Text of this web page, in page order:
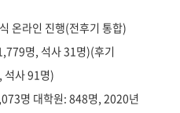
온라인 진행(전후기 통합)
명, 석사 31명)(후기
석사 91명)
명 대학원: 848명, 2020년